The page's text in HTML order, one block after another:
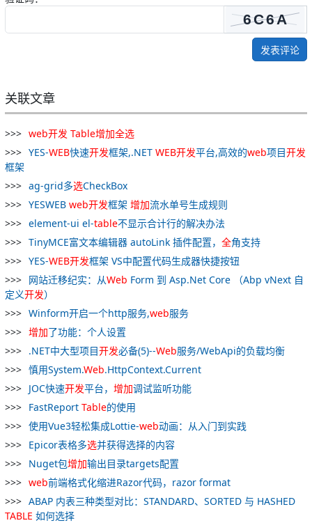
发表评论
关联文章
web开发 Table增加全选
YES-WEB快速开发框架,.NET WEB开发平台,高效的web项目开发
框架
ag-grid多选CheckBox
YESWEB web开发框架 增加流水单号生成规则
element-ui el-table不显示合计行的解决办法
TinyMCE富文本编辑器 autoLink 插件配置， 全角支持
YES-WEB开发框架 VS中配置代码生成器快捷按钮
网站迁移纪实：从Web Form 到 Asp.Net Core （Abp vNext 自
定义开发）
Winform开启一个http服务,web服务
增加了功能：个人设置
.NET中大型项目开发必备(5)--Web服务/WebApi的负载均衡
慎用System.Web.HttpContext.Current
JOC快速开发平台， 增加调试监听功能
FastReport Table的使用
使用Vue3轻松集成Lottie-web动画：从入门到实践
Epicor表格多选并获得选择的内容
Nuget包增加输出目录targets配置
web前端格式化缩进Razor代码，razor format
ABAP 内表三种类型对比：STANDARD、SORTED 与 HASHED
TABLE 如何选择